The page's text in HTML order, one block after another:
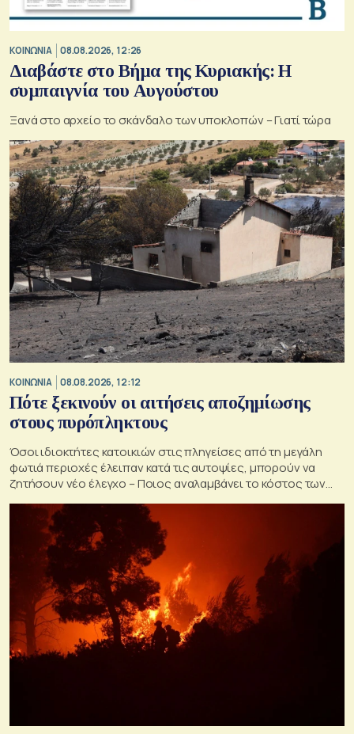
ΚΟΙΝΩΝΙΑ 08.08.2026, 12:26
Διαβάστε στο Βήμα της Κυριακής: Η
συμπαιγνία του Αυγούστου
Ξανά στο αρχείο το σκάνδαλο των υποκλοπών – Γιατί τώρα
ΚΟΙΝΩΝΙΑ 08.08.2026, 12:12
Πότε ξεκινούν οι αιτήσεις αποζημίωσης
στους πυρόπληκτους
Όσοι ιδιοκτήτες κατοικιών στις πληγείσες από τη μεγάλη
φωτιά περιοχές έλειπαν κατά τις αυτοψίες, μπορούν να
ζητήσουν νέο έλεγχο – Ποιος αναλαμβάνει το κόστος των